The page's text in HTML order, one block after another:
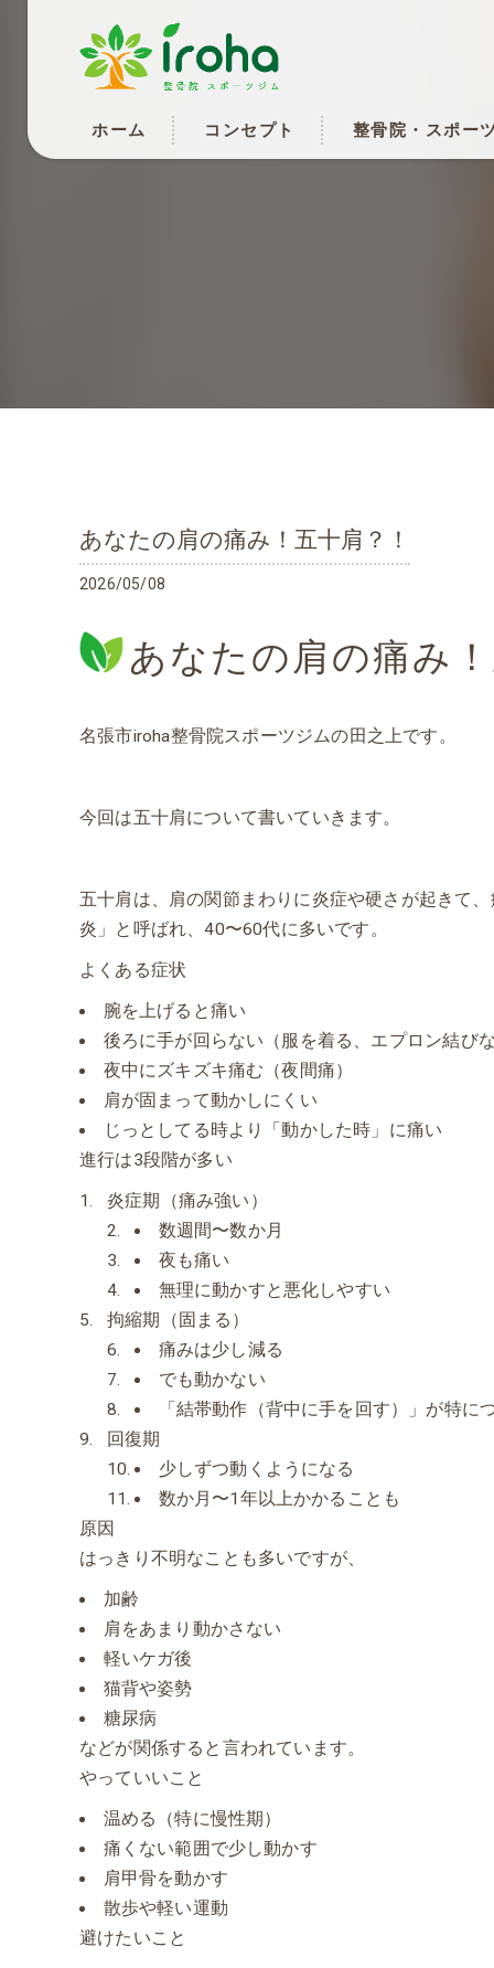
ホーム コンセプト 整骨院・スポー
あなたの肩の痛み！五十肩？！
2026/05/08
あなたの肩の痛み！
名張市iroha整骨院スポーツジムの田之上です。
今回は五十肩について書いていきます。
五十肩は、肩の関節まわりに炎症や硬さが起きて
炎」と呼ばれ、40〜60代に多いです。
よくある症状
腕を上げると痛い
後ろに手が回らない（服を着る、エプロン結びな
夜中にズキズキ痛む（夜間痛）
肩が固まって動かしにくい
じっとしてる時より「動かした時」に痛い
進行は3段階が多い
炎症期（痛み強い）
数週間〜数か月
夜も痛い
無理に動かすと悪化しやすい
拘縮期（固まる）
痛みは少し減る
でも動かない
「結帯動作（背中に手を回す）」が特に
回復期
少しずつ動くようになる
数か月〜1年以上かかることも
原因
はっきり不明なことも多いですが、
加齢
肩をあまり動かさない
軽いケガ後
猫背や姿勢
糖尿病
などが関係すると言われています。
やっていいこと
温める（特に慢性期）
痛くない範囲で少し動かす
肩甲骨を動かす
散歩や軽い運動
避けたいこと